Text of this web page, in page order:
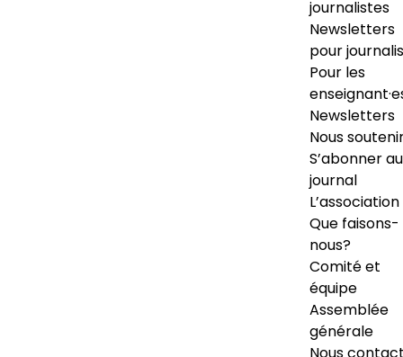
journalistes
Newsletters
pour
Pour les
Newsletters
Nous
S’abonner au
journal
L’association
Que faisons-
nous?
Comité et
équipe
Assemblée
générale